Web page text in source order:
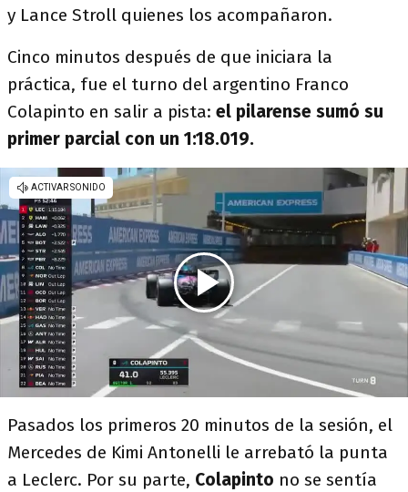
y Lance Stroll quienes los acompañaron.
Cinco minutos después de que iniciara la
práctica, fue el turno del argentino Franco
Colapinto en salir a pista: el pilarense sumó su
primer parcial con un 1:18.019.
Pasados los primeros 20 minutos de la sesión, el
Mercedes de Kimi Antonelli le arrebató la punta
a Leclerc. Por su parte, Colapinto no se sentía